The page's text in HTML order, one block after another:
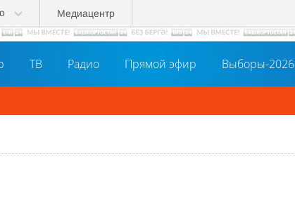
Медиацентр
ТВ Радио Прямой эфир Выборы-2026